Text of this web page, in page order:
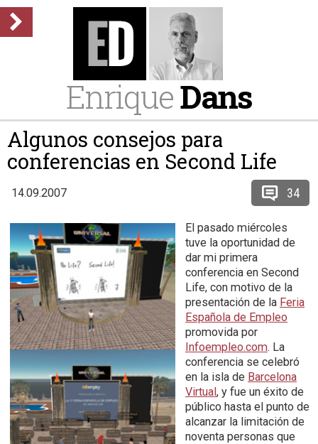
EnriqueDans
Algunos consejos para
conferencias en Second Life
14.09.2007 34
El pasado miércoles
tuve la oportunidad de
dar mi primera
conferencia en Second
Life, con motivo de la
presentación de la Feria
Española de Empleo
promovida por
Infoempleo.com. La
conferencia se celebró
en la isla de Barcelona
Virtual, y fue un éxito de
público hasta el punto de
alcanzar la limitación de
noventa personas que